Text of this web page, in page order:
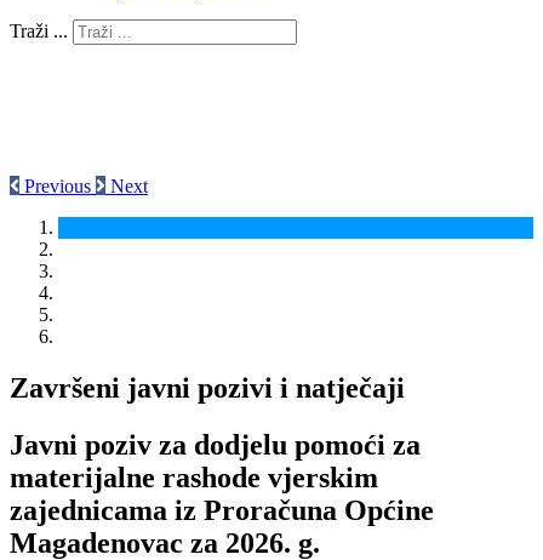
Traži ...
Previous Next
Završeni javni pozivi i natječaji
Javni poziv za dodjelu pomoći za
materijalne rashode vjerskim
zajednicama iz Proračuna Općine
Magadenovac za 2026. g.